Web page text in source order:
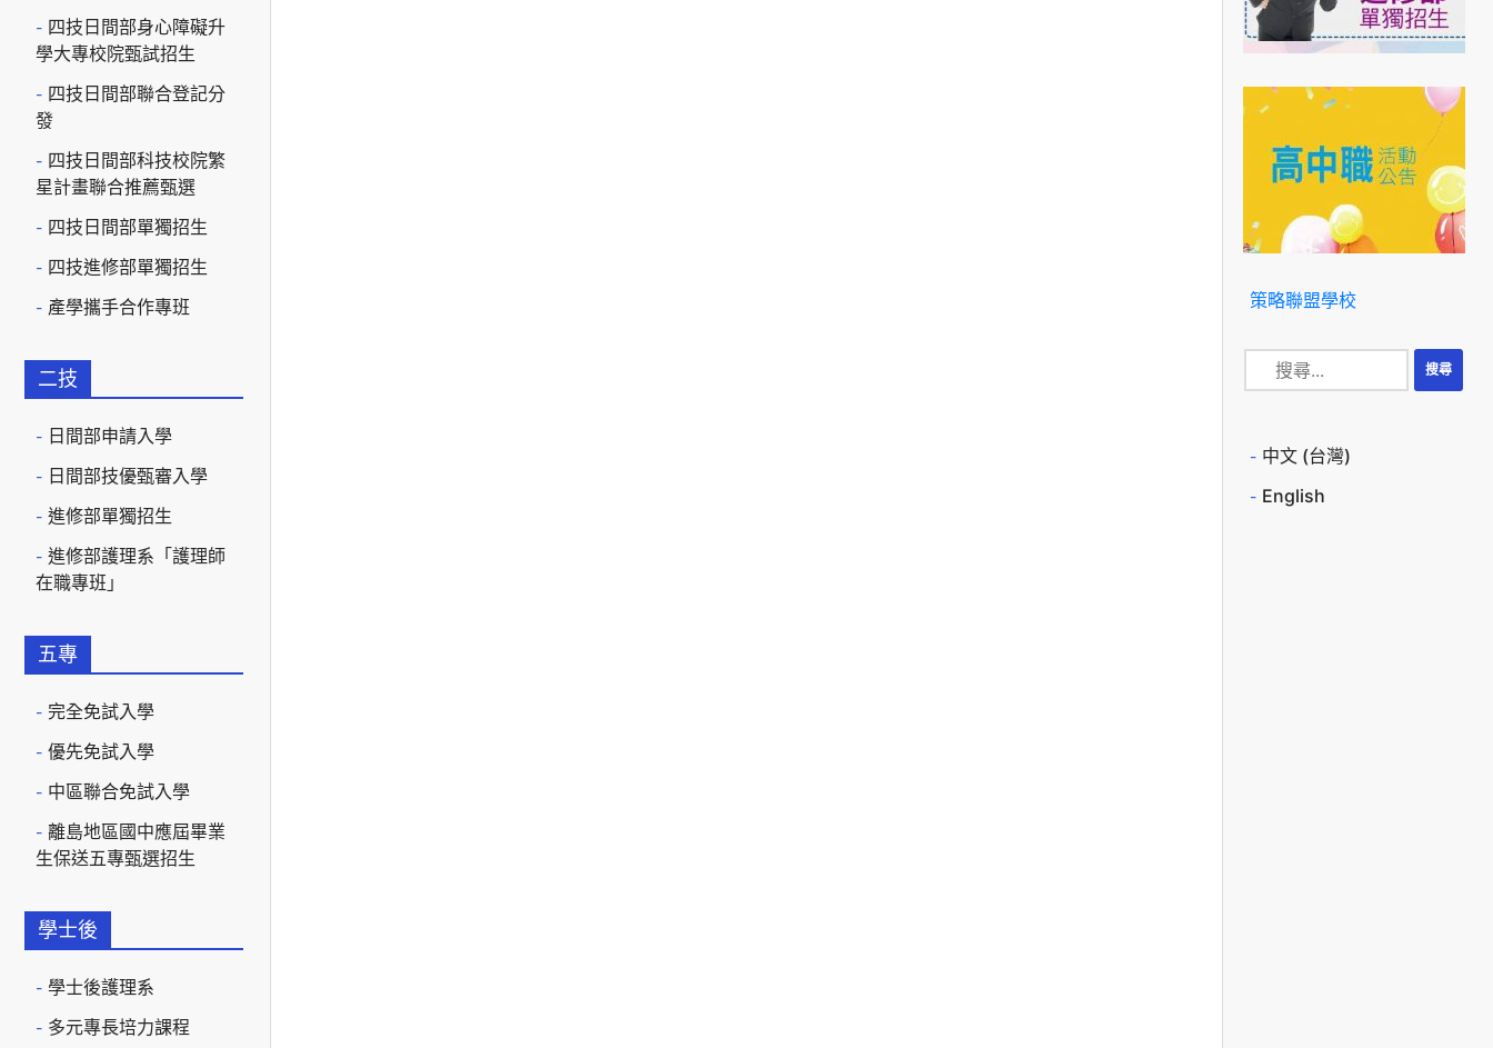
四技日間部身心障礙升
學大專校院甄試招生
四技日間部聯合登記分
發
四技日間部科技校院繁
星計畫聯合推薦甄選
四技日間部單獨招生
四技進修部單獨招生
產學攜手合作專班
二技
日間部申請入學
日間部技優甄審入學
進修部單獨招生
進修部護理系「護理師
在職專班」
五專
完全免試入學
優先免試入學
中區聯合免試入學
離島地區國中應屆畢業
生保送五專甄選招生
學士後
學士後護理系
多元專長培力課程
策略聯盟學校
中文 (台灣)
English